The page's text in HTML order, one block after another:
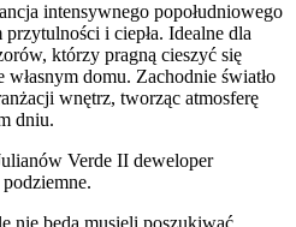
intensywnego popołudniowego
i ciepła. Idealne dla
którzy pragną cieszyć się
domu. Zachodnie światło
wnętrz, tworząc atmosferę
dniu.
Verde II deweloper
.